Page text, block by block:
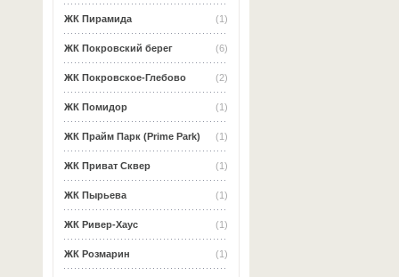
(1)
ЖК Пирамида
(6)
ЖК Покровский берег
(2)
ЖК Покровское-Глебово
(1)
ЖК Помидор
(1)
ЖК Прайм Парк (Prime Park)
(1)
ЖК Приват Сквер
(1)
ЖК Пырьева
(1)
ЖК Ривер-Хаус
(1)
ЖК Розмарин